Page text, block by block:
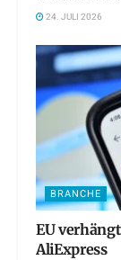
24. JULI 2026
BRANCHE
EU
AliExpress